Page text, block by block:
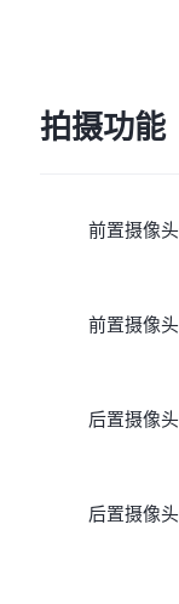
拍摄功能
前置摄像
前置摄像
后置摄像
后置摄像